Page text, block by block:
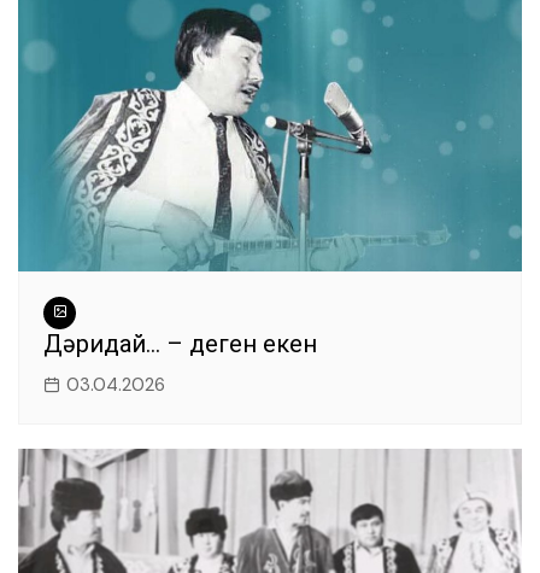
Дәридай… – деген екен
03.04.2026